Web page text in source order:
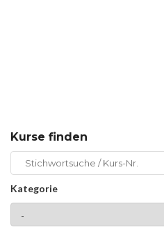
Kurse finden
Kategorie